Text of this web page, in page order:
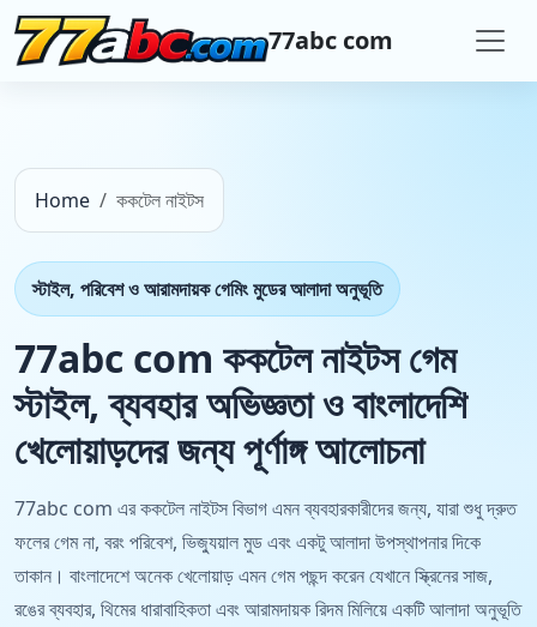
77abc com
Home ককটেল নাইটস
স্টাইল, পরিবেশ ও আরামদায়ক গেমিং মুডের আলাদা অনুভূতি
77abc com ককটেল নাইটস গেম
স্টাইল, ব্যবহার অভিজ্ঞতা ও বাংলাদেশি
খেলোয়াড়দের জন্য পূর্ণাঙ্গ আলোচনা
77abc com এর ককটেল নাইটস বিভাগ এমন ব্যবহারকারীদের জন্য, যারা শুধু দ্রুত
ফলের গেম না, বরং পরিবেশ, ভিজ্যুয়াল মুড এবং একটু আলাদা উপস্থাপনার দিকে
তাকান। বাংলাদেশে অনেক খেলোয়াড় এমন গেম পছন্দ করেন যেখানে স্ক্রিনের সাজ,
রঙের ব্যবহার, থিমের ধারাবাহিকতা এবং আরামদায়ক রিদম মিলিয়ে একটি আলাদা অনুভূতি